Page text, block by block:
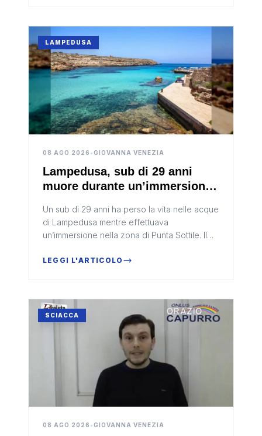
LAMPEDUSA
08 AGO 2026 •GIOVANNA VENEZIA
Lampedusa, sub di 29 anni
muore durante un’immersione
Un sub di 29 anni ha perso la vita nelle acque
di Lampedusa mentre effettuava
un’immersione nella zona di Punta Sottile. Il
subacquee, si trovava sull’isol...
LEGGI L'ARTICOLO
SCIACCA
08 AGO 2026 •GIOVANNA VENEZIA